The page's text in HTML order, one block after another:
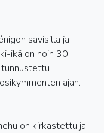
savisilla ja
ikä on noin 30
ajan.
on kirkastettu ja